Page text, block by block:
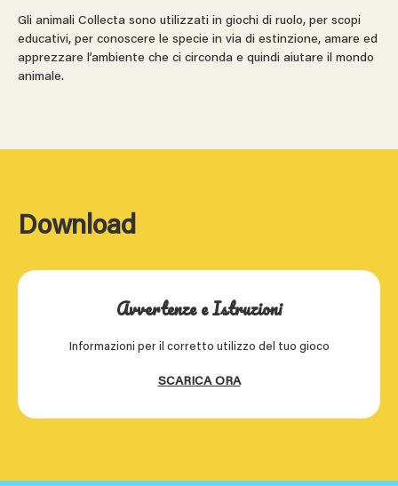
Gli animali Collecta sono utilizzati in giochi di ruolo, per scopi
educativi, per conoscere le specie in via di estinzione, amare ed
apprezzare l’ambiente che ci circonda e quindi aiutare il mondo
animale.
Download
Avvertenze e Istruzioni
Informazioni per il corretto utilizzo del tuo gioco
SCARICA ORA